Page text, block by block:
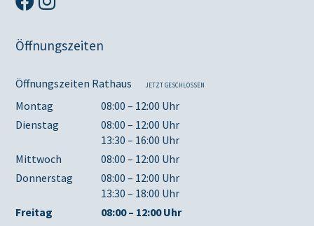
Öffnungszeiten
Öffnungszeiten Rathaus JETZT GESCHLOSSEN
Montag
08:00 – 12:00 Uhr
Dienstag
08:00 – 12:00 Uhr
13:30 – 16:00 Uhr
Mittwoch
08:00 – 12:00 Uhr
Donnerstag
08:00 – 12:00 Uhr
13:30 – 18:00 Uhr
Freitag
08:00 – 12:00 Uhr